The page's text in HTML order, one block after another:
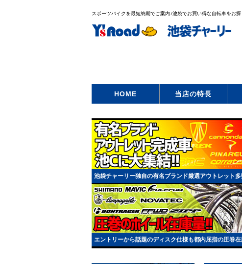
スポーツバイクを最短納期でご案内♪池袋でお買い得な自転車をお
HOME 当店の特長
池袋チャーリー独自の有名ブランド厳選アウトレット
エントリーから話題のディスク仕様も都内屈指の圧巻